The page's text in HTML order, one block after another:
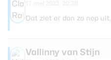
Dat ziet er dan zo nep
Vallinny van Stijn